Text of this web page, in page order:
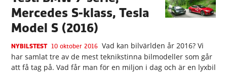
Mercedes S-klass, Tesla
Model S (2016)
NYBILSTEST 10 oktober 2016 Vad kan bilvärlden år 2016? Vi
har samlat tre av de mest teknikstinna bilmodeller som går
att få tag på. Vad får man för en miljon i dag och är en lyxbil